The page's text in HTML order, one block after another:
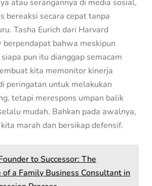
atau serangannya di media sosial,
bereaksi secara cepat tanpa
Tasha Eurich dari Harvard
berpendapat bahwa meskipun
pun itu dianggap semacam
kita memonitor kinerja
peringatan untuk melakukan
tetapi merespons umpan balik
mudah. Bahkan pada awalnya,
marah dan bersikap defensif.
to Successor: The
a Family Business Consultant in